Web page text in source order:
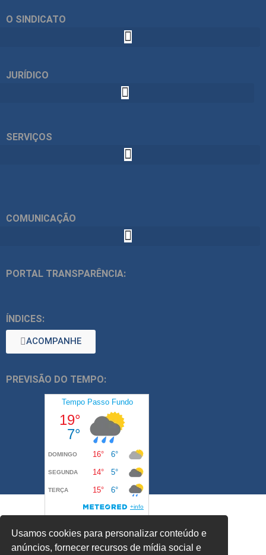
O SINDICATO
JURÍDICO
SERVIÇOS
COMUNICAÇÃO
PORTAL TRANSPARÊNCIA:
ÍNDICES:
ACOMPANHE
PREVISÃO DO TEMPO:
Usamos cookies para personalizar conteúdo e
anúncios, fornecer recursos de mídia social e